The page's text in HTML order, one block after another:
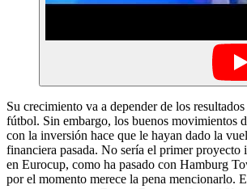
Su crecimiento va a depender de los
fútbol. Sin embargo, los buenos movimientos
con la inversión hace que le hayan dado la
financiera pasada. No sería el primer proyecto
en Eurocup, como ha pasado con Hamburg
por el momento merece la pena mencionarlo.